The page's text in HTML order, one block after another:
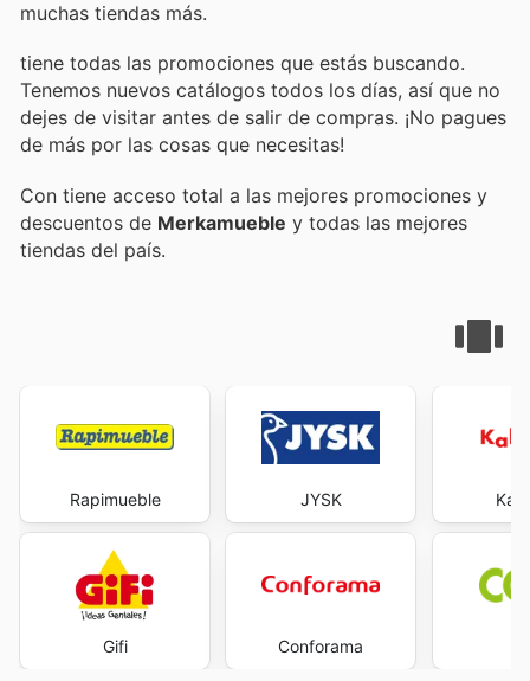
muchas tiendas más.
tiene todas las promociones que estás buscando.
Tenemos nuevos catálogos todos los días, así que no
dejes de visitar antes de salir de compras. ¡No pagues
de más por las cosas que necesitas!
Con tiene acceso total a las mejores promociones y
descuentos de Merkamueble y todas las mejores
tiendas del país.
Rapimueble
Gifi
JYSK
Conforama